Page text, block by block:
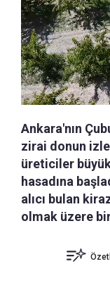
Ankara'nın
zirai donun
üreticiler
hasadına
alıcı bulan
olmak üzere